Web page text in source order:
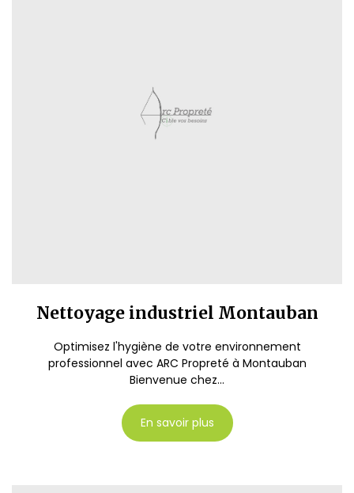
Nettoyage industriel Montauban
Optimisez l'hygiène de votre environnement
professionnel avec ARC Propreté à Montauban
Bienvenue chez...
En savoir plus